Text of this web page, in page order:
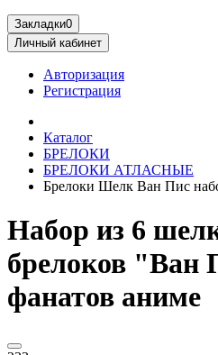
Закладки0
Личный кабинет
Авторизация
Регистрация
Каталог
БРЕЛОКИ
БРЕЛОКИ АТЛАСНЫЕ
Брелоки Шелк Ван Пис
Набор из 6
брелоков "Ван
фанатов аниме